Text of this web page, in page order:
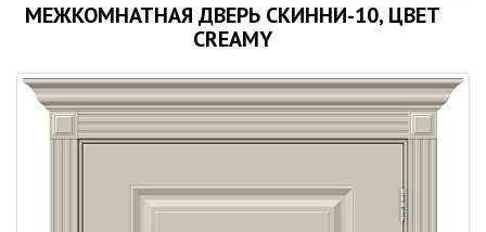
МЕЖКОМНАТНАЯ ДВЕРЬ СКИННИ-10, ЦВЕТ
CREAMY